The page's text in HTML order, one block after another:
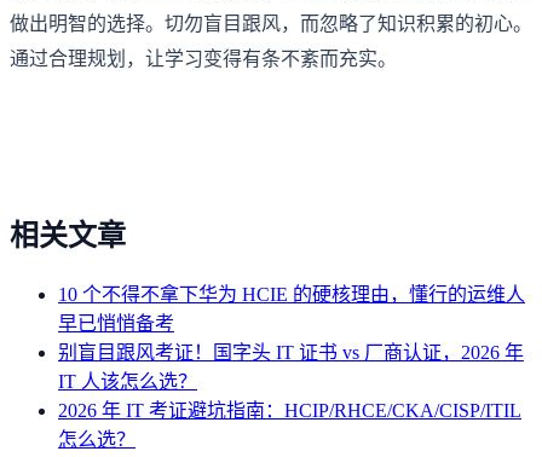
做出明智的选择。切勿盲目跟风，而忽略了知识积累的初心。
通过合理规划，让学习变得有条不紊而充实。
相关文章
10 个不得不拿下华为 HCIE 的硬核理由，懂行的运维人
早已悄悄备考
别盲目跟风考证！国字头 IT 证书 vs 厂商认证，2026 年
IT 人该怎么选？
2026 年 IT 考证避坑指南：HCIP/RHCE/CKA/CISP/ITIL
怎么选？